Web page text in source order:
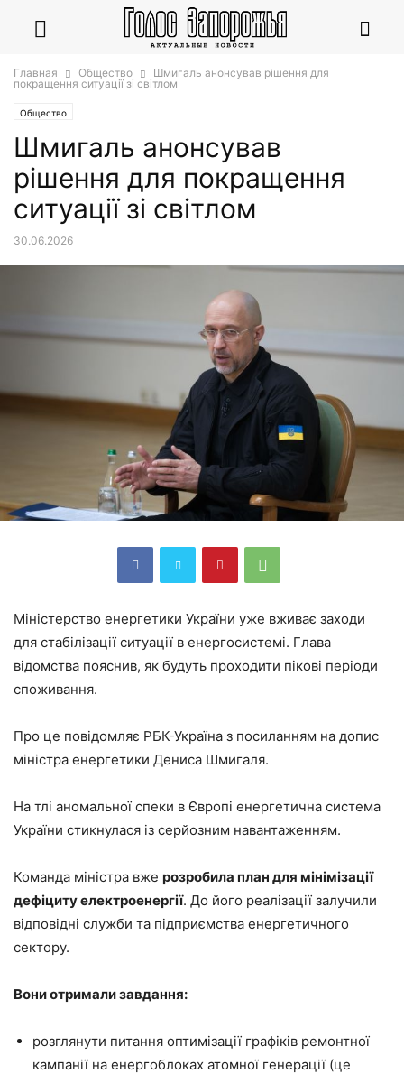
Главная Общество
Шмигаль анонсував рішення для
покращення ситуації зі світлом
Общество
Шмигаль анонсував
рішення для покращення
ситуації зі світлом
30.06.2026
Міністерство енергетики України уже вживає заходи
для стабілізації ситуації в енергосистемі. Глава
відомства пояснив, як будуть проходити пікові періоди
споживання.
Про це повідомляє РБК-Україна з посиланням на допис
міністра енергетики Дениса Шмигаля.
На тлі аномальної спеки в Європі енергетична система
України стикнулася із серйозним навантаженням.
Команда міністра вже розробила план для мінімізації
дефіциту електроенергії. До його реалізації залучили
відповідні служби та підприємства енергетичного
сектору.
Вони отримали завдання:
розглянути питання оптимізації графіків ремонтної
кампанії на енергоблоках атомної генерації (це